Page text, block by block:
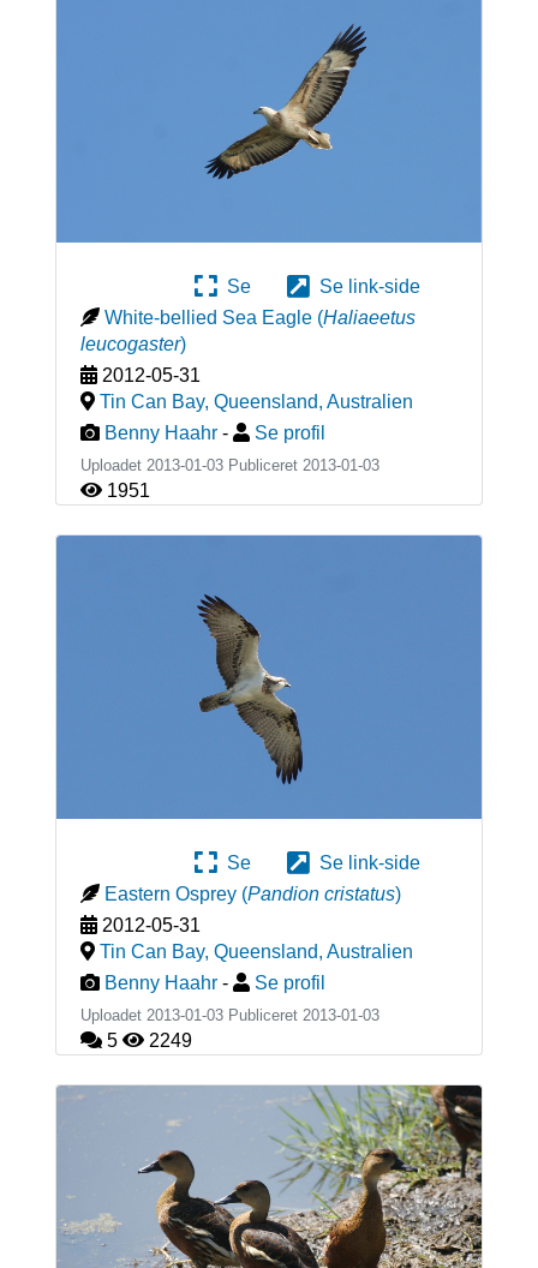
Se
Se link-side
White-bellied Sea Eagle (Haliaeetus
leucogaster)
2012-05-31
Tin Can Bay, Queensland, Australien
Benny Haahr - Se profil
Uploadet 2013-01-03 Publiceret 2013-01-03
1951
Se
Se link-side
Eastern Osprey (Pandion cristatus)
2012-05-31
Tin Can Bay, Queensland, Australien
Benny Haahr - Se profil
Uploadet 2013-01-03 Publiceret 2013-01-03
5 2249